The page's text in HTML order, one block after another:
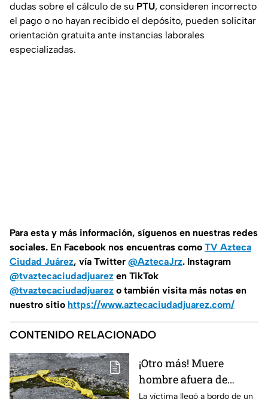
dudas sobre el cálculo de su PTU, consideren incorrecto
el pago o no hayan recibido el depósito, pueden solicitar
orientación gratuita ante instancias laborales
especializadas.
Para esta y más información, síguenos en nuestras redes
sociales. En Facebook nos encuentras como TV Azteca
Ciudad Juárez, vía Twitter @AztecaJrz. Instagram
@tvaztecaciudadjuarez en TikTok
@tvaztecaciudadjuarez o también visita más notas en
nuestro sitio https://www.aztecaciudadjuarez.com/
CONTENIDO RELACIONADO
¡Otro más! Muere
hombre afuera de
farmacia tras sufrir
La víctima llegó a bordo de un